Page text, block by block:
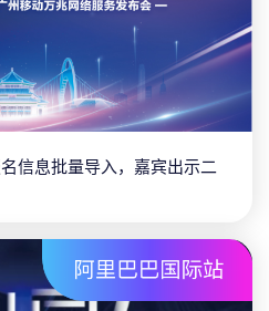
信息批量导入，嘉宾出示二